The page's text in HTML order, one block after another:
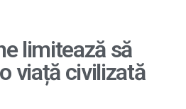
limitează să
viață civilizată